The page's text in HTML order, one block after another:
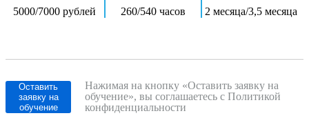
5000/7000 рублей 260/540 часов 2 месяца/3,5 месяца
Оставить
заявку на
обучение
Нажимая на кнопку «Оставить заявку на
обучение», вы соглашаетесь с Политикой
конфиденциальности